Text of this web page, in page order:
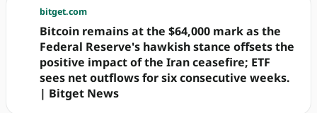
bitget.com
Bitcoin remains at the $64,000 mark as the
Federal Reserve's hawkish stance offsets the
positive impact of the Iran ceasefire; ETF
sees net outflows for six consecutive weeks.
| Bitget News